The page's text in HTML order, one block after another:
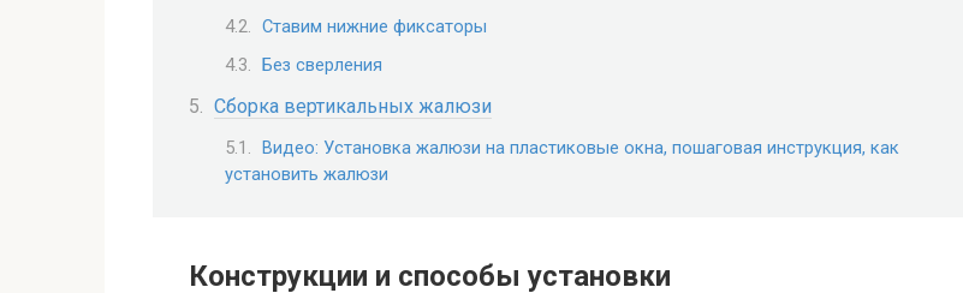
Ставим нижние фиксаторы
Без сверления
Сборка вертикальных жалюзи
Видео: Установка жалюзи на пластиковые окна, пошаговая инструкция, как
установить жалюзи
Конструкции и способы установки